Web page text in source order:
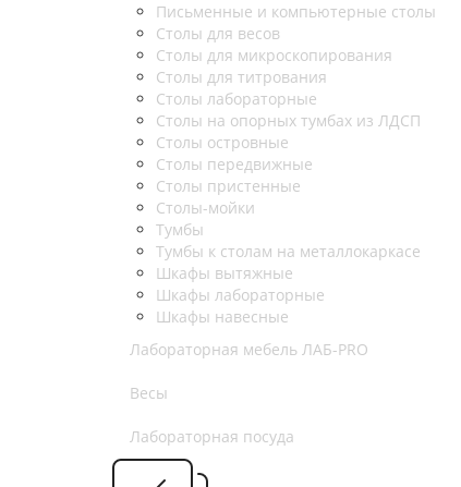
Письменные и компьютерные столы
Столы для весов
Столы для микроскопирования
Столы для титрования
Столы лабораторные
Столы на опорных тумбах из ЛДСП
Столы островные
Столы передвижные
Столы пристенные
Столы-мойки
Тумбы
Тумбы к столам на металлокаркасе
Шкафы вытяжные
Шкафы лабораторные
Шкафы навесные
Лабораторная мебель ЛАБ-PRO
Весы
Лабораторная посуда